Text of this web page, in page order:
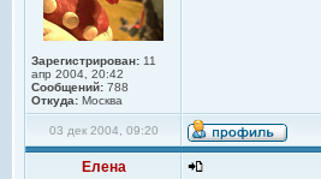
Зарегистрирован: 11
апр 2004, 20:42
Сообщений: 788
Откуда: Москва
03 дек 2004, 09:20
Елена